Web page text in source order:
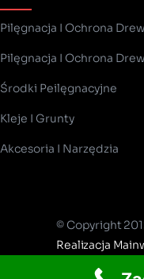
Pilęgnacja I Ochrona
Pilęgnacja I Ochrona
Środki Peilęgnacyjne
Kleje I Grunty
Akcesoria I Narzędzia
© Copyright
Realizacja